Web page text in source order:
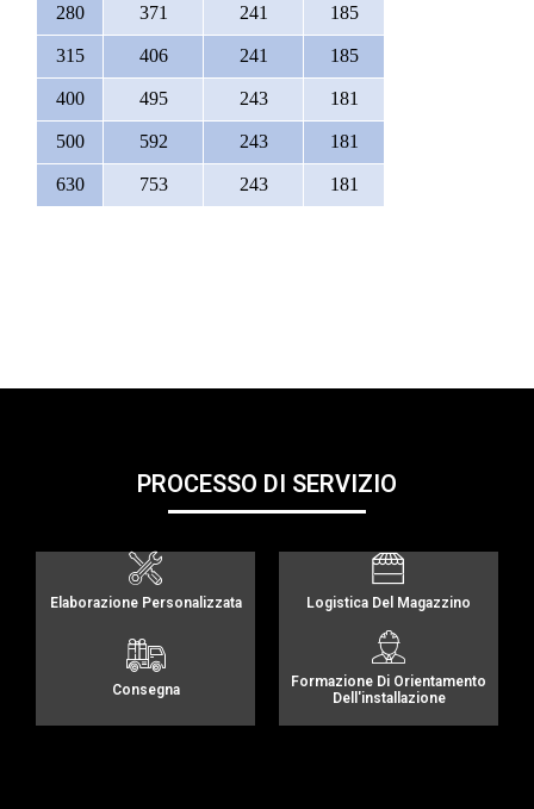
280 371 241 185
315 406 241 185
400 495 243 181
500 592 243 181
630 753 243 181
PROCESSO DI SERVIZIO
Elaborazione Personalizzata Logistica Del Magazzino
Consegna
Formazione Di Orientamento
Dell'installazione